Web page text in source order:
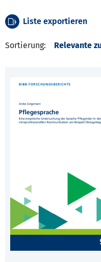
Liste exportieren
Sortierung: